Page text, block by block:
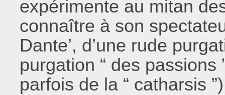
expérimente au mitan
connaître à son
Dante’, d’une rude
purgation “ des passions
parfois de la “ catharsis